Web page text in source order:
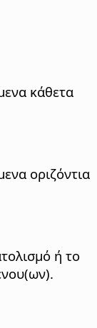
κάθετα
οριζόντια
ή το